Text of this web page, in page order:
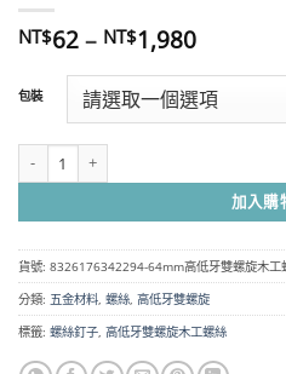
NT$62– NT$1,980價
範
圍：
NT$62
包裝
加入購
貨號: 8326176342294-64mm高低牙雙螺旋木工
分類: 五金材料, 螺絲, 高低牙雙螺旋
標籤: 螺絲釘子, 高低牙雙螺旋木工螺絲